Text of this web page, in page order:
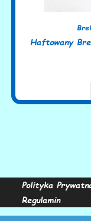
Haftowany
Polityka
Regulamin